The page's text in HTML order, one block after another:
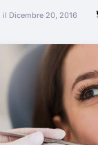
il Dicembre 20, 2016